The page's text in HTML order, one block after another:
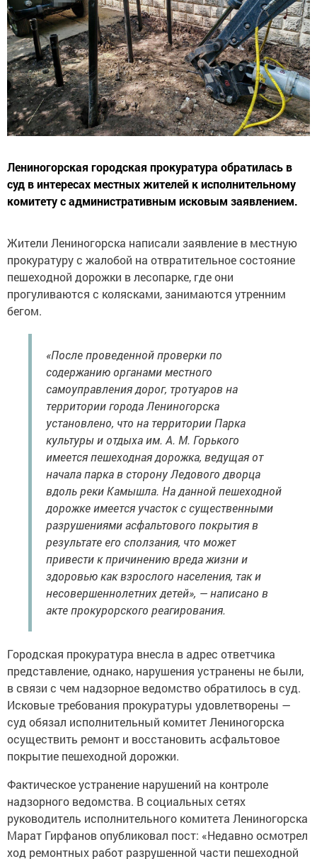
Лениногорская городская прокуратура обратилась в
суд в интересах местных жителей к исполнительному
комитету с административным исковым заявлением.
Жители Лениногорска написали заявление в местную
прокуратуру с жалобой на отвратительное состояние
пешеходной дорожки в лесопарке, где они
прогуливаются с колясками, занимаются утренним
бегом.
«После проведенной проверки по
содержанию органами местного
самоуправления дорог, тротуаров на
территории города Лениногорска
установлено, что на территории Парка
культуры и отдыха им. А. М. Горького
имеется пешеходная дорожка, ведущая от
начала парка в сторону Ледового дворца
вдоль реки Камышла. На данной пешеходной
дорожке имеется участок с существенными
разрушениями асфальтового покрытия в
результате его сползания, что может
привести к причинению вреда жизни и
здоровью как взрослого населения, так и
несовершеннолетних детей», — написано в
акте прокурорского реагирования.
Городская прокуратура внесла в адрес ответчика
представление, однако, нарушения устранены не были,
в связи с чем надзорное ведомство обратилось в суд.
Исковые требования прокуратуры удовлетворены —
суд обязал исполнительный комитет Лениногорска
осуществить ремонт и восстановить асфальтовое
покрытие пешеходной дорожки.
Фактическое устранение нарушений на контроле
надзорного ведомства. В социальных сетях
руководитель исполнительного комитета Лениногорска
Марат Гирфанов опубликовал пост: «Недавно осмотрел
ход ремонтных работ разрушенной части пешеходной